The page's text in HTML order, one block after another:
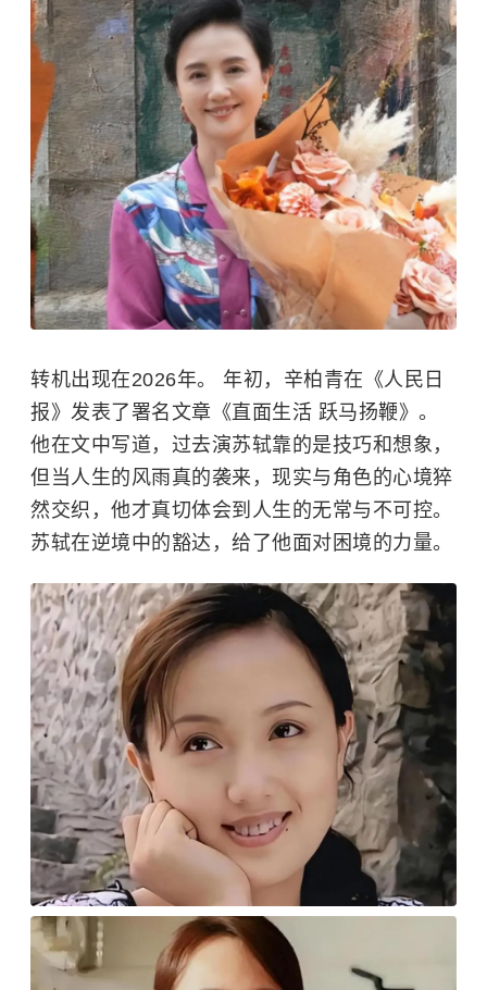
转机出现在2026年。 年初，辛柏青在《人民日
报》发表了署名文章《直面生活 跃马扬鞭》。
他在文中写道，过去演苏轼靠的是技巧和想象，
但当人生的风雨真的袭来，现实与角色的心境猝
然交织，他才真切体会到人生的无常与不可控。
苏轼在逆境中的豁达，给了他面对困境的力量。